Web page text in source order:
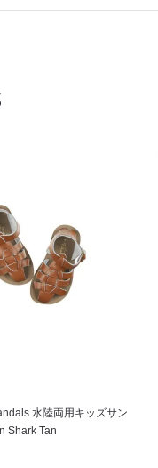
水陸両用キッズサン
Shark Tan